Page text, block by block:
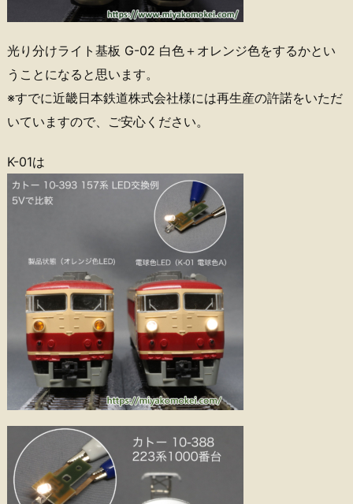
光り分けライト基板 G-02 白色＋オレンジ色をするかとい
うことになると思います。
※すでに近畿日本鉄道株式会社様には再生産の許諾をいただ
いていますので、ご安心ください。
K-01は